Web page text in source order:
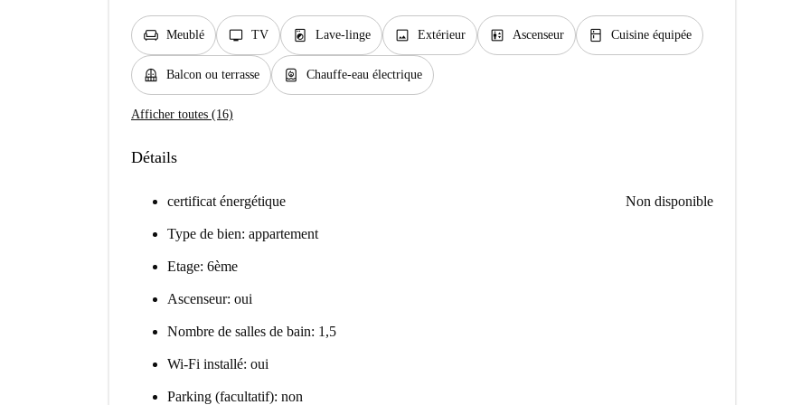
chair Meublé tv TV local_laundry_service Lave-linge image Extérieur elevator Ascenseur kitchen Cuisine équipée
balcony Balcon ou terrasse water_heater Chauffe-eau électrique
Afficher toutes (16)
Détails
certificat énergétique Non disponible
Type de bien: appartement
Etage: 6ème
Ascenseur: oui
Nombre de salles de bain: 1,5
Wi-Fi installé: oui
Parking (facultatif): non